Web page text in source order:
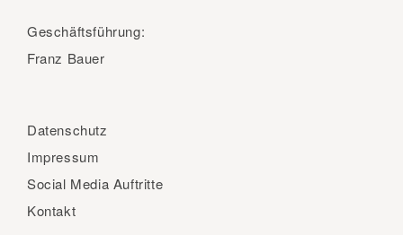
Geschäftsführung:
Franz Bauer
Datenschutz
Impressum
Social Media Auftritte
Kontakt